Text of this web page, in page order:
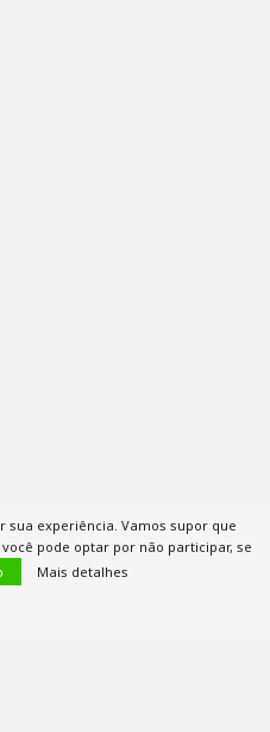
sua experiência. Vamos supor que
pode optar por não participar, se
Mais detalhes